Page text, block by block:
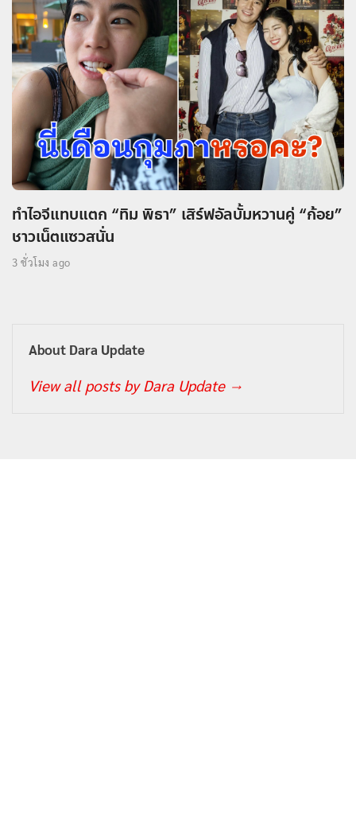
ทำไอจีแทบแตก “ทิม พิธา” เสิร์ฟอัลบั้มหวานคู่ “ก้อย”
ชาวเน็ตแซวสนั่น
3 ชั่วโมง ago
About Dara Update
View all posts by Dara Update →